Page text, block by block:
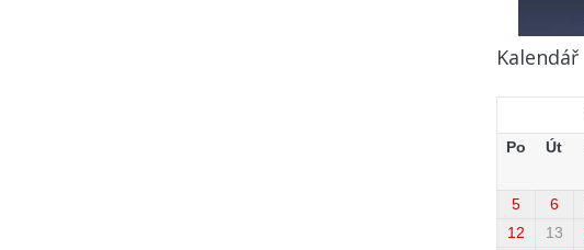
Kalendář
Po
Út
5
6
12
13